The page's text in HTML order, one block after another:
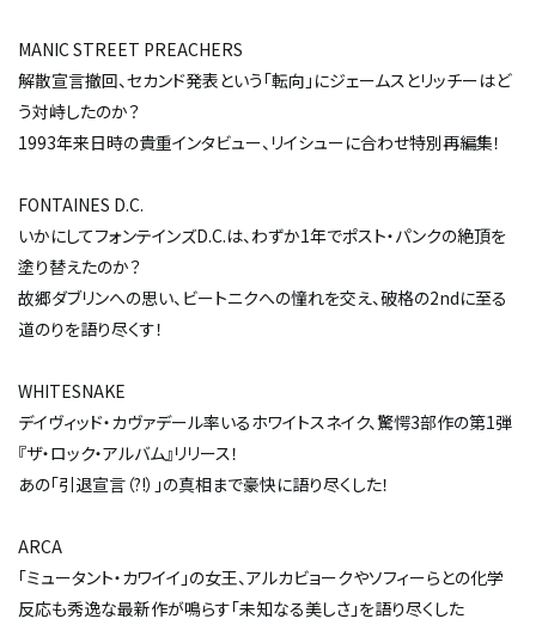
MANIC STREET PREACHERS
解散宣言撤回、セカンド発表という「転向」にジェームスとリッチーはど
う対峙したのか？
1993年来日時の貴重インタビュー、リイシューに合わせ特別再編集！
FONTAINES D.C.
いかにしてフォンテインズD.C.は、わずか1年でポスト・パンクの絶頂を
塗り替えたのか？
故郷ダブリンへの思い、ビートニクへの憧れを交え、破格の2ndに至る
道のりを語り尽くす！
WHITESNAKE
デイヴィッド・カヴァデール率いるホワイトスネイク、驚愕3部作の第1弾
『ザ・ロック・アルバム』リリース！
あの「引退宣言（?!）」の真相まで豪快に語り尽くした！
ARCA
「ミュータント・カワイイ」の女王、アルカ――ビョークやソフィーらとの化学
反応も秀逸な最新作が鳴らす「未知なる美しさ」を語り尽くした